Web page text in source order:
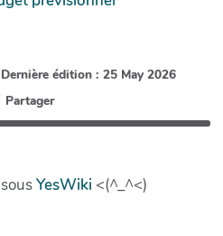
Dernière édition : 25 May 2026
Partager
YesWiki <(^_^<)